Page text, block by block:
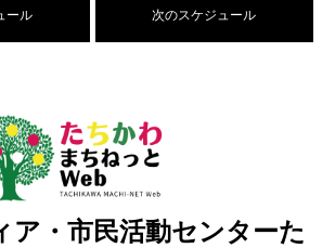
ール 次のスケジュール
ア・市民活動センターた